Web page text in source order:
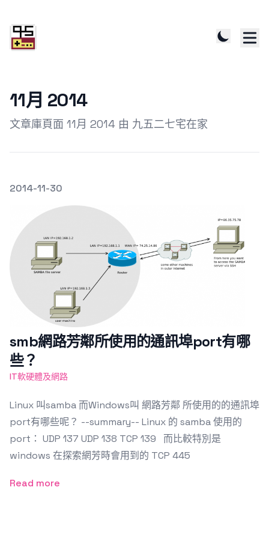
11月 2014
文章庫頁面 11月 2014 由 九五二七宅在家
發文於
2014-11-30
smb網路芳鄰所使用的通訊埠port有哪
些？
IT軟硬體及網路
Linux 叫samba 而Windows叫 網路芳鄰 所使用的的通訊埠
port有哪些呢？ --summary-- Linux 的 samba 使用的
port： UDP 137 UDP 138 TCP 139 而比較特別是
windows 在探索網芳時會用到的 TCP 445
Read more